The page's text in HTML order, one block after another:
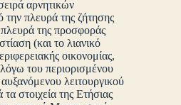
αρνητικών
πλευρά της ζήτησης
της προσφοράς
(και το λιανικό
οικονομίας,
του περιορισμένου
λειτουργικού
στοιχεία της Ετήσιας